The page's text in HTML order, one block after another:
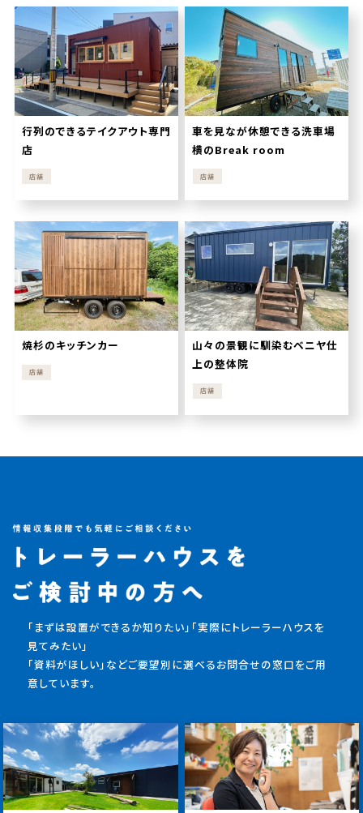
行列のできるテイクアウト専門
店
店舗
車を見なが休憩できる洗車場
横のBreak room
店舗
焼杉のキッチンカー
店舗
山々の景観に馴染むベニヤ仕
上の整体院
店舗
「まずは設置ができるか知りたい」「実際にトレーラーハウスを
見てみたい」
「資料がほしい」などご要望別に選べるお問合せの窓口をご用
意しています。